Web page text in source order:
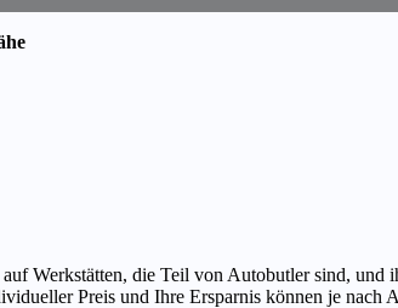
Werkstätten, die Teil von Autobutler sind,
Preis und Ihre Ersparnis können je